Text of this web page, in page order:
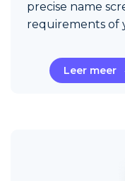
precise name
requirements of
Leer meer